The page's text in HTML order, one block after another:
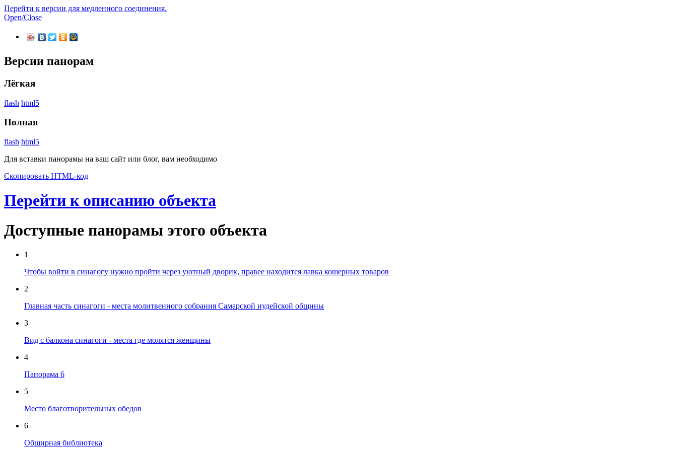
Перейти к версии для медленного соединения.
Open/Close
Версии панорам
Лёгкая
flash html5
Полная
flash html5
Для вставки панорамы на ваш сайт или блог, вам необходимо
Скопировать HTML-код
Перейти к описанию объекта
Доступные панорамы этого объекта
1
Чтобы войти в синагогу нужно пройти через уютный дворик, правее находится лавка кошерных товаров
2
Главная часть синагоги - места молитвенного собрания Самарской иудейской общины
3
Вид с балкона синагоги - места где молятся женщины
4
Панорама 6
5
Место благотворительных обедов
6
Обширная библиотека